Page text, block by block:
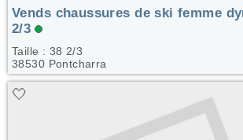
Vends chaussures de ski femme
2/3
Taille : 38 2/3
38530 Pontcharra
🤍